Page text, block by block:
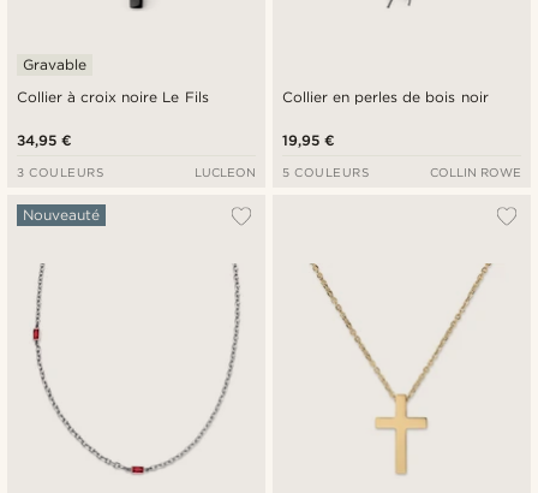
Collier à croix noire Le Fils
Gravable
34,95 €
3 COULEURS LUCLEON
Collier en perles de bois noir
19,95 €
5 COULEURS COLLIN ROWE
Nouveauté